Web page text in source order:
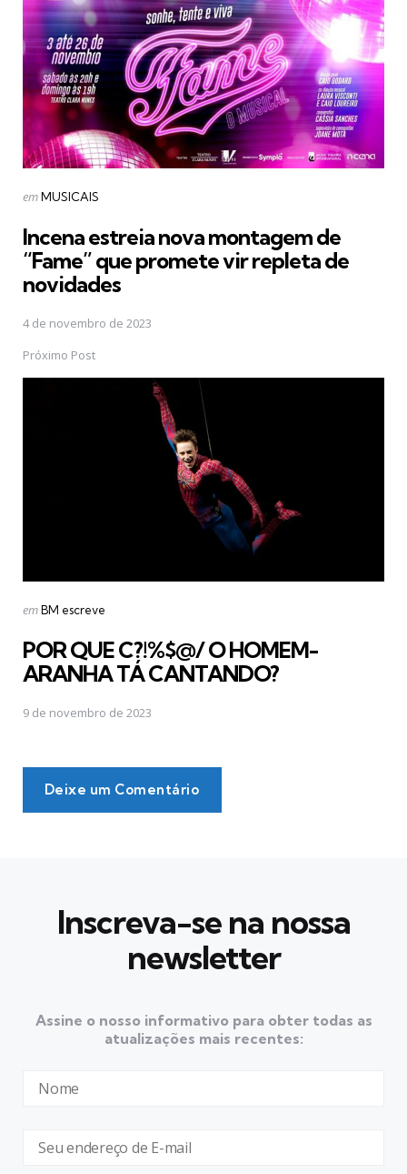
Postado
emMUSICAIS
Incena estreia nova montagem de
“Fame” que promete vir repleta de
novidades
4 de novembro de 2023
Próximo Post
Postado
emBM escreve
POR QUE C?!%$@/ O HOMEM-
ARANHA TÁ CANTANDO?
9 de novembro de 2023
Deixe um Comentário
Inscreva-se na nossa
newsletter
Assine o nosso informativo para obter todas as
atualizações mais recentes: